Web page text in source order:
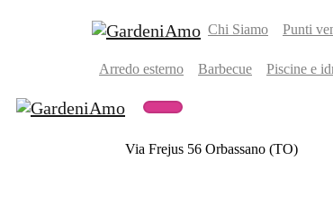
Chi Siamo Punti
Arredo esterno Barbecue Piscine e
Via Frejus 56 Orbassano (TO)